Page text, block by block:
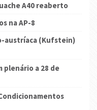
A40 reaberto
na AP-8
austríaca (Kufstein)
plenário a 28 de